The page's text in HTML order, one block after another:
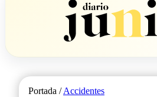
Portada /Accidentes